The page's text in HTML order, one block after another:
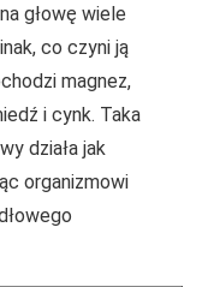
głowę wiele
co czyni ją
magnez,
i cynk. Taka
działa jak
organizmowi